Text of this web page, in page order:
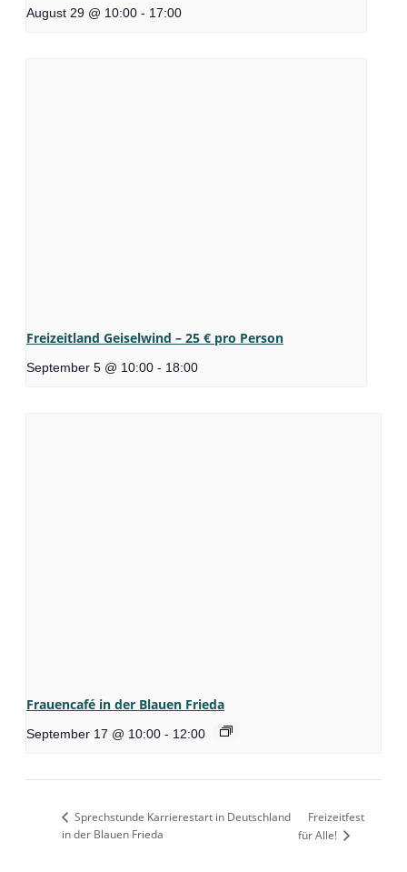
August 29 @ 10:00 - 17:00
Freizeitland Geiselwind – 25 € pro Person
September 5 @ 10:00 - 18:00
Frauencafé in der Blauen Frieda
September 17 @ 10:00 - 12:00
Sprechstunde Karrierestart in Deutschland
in der Blauen Frieda
Freizeitfest
für Alle!